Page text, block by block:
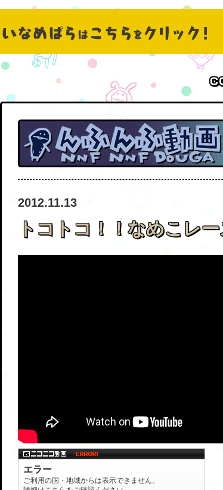
2012.11.13
トコトコ！！なめこレ